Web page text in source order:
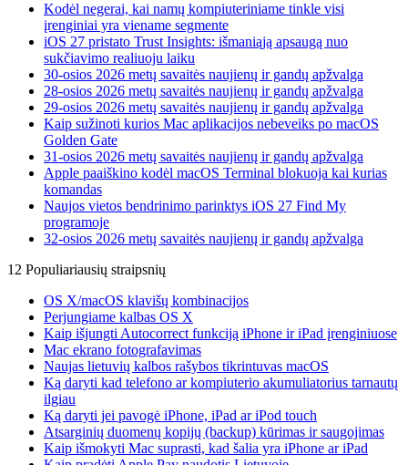
Kodėl negerai, kai namų kompiuteriniame tinkle visi
įrenginiai yra viename segmente
iOS 27 pristato Trust Insights: išmaniąją apsaugą nuo
sukčiavimo realiuoju laiku
30-osios 2026 metų savaitės naujienų ir gandų apžvalga
28-osios 2026 metų savaitės naujienų ir gandų apžvalga
29-osios 2026 metų savaitės naujienų ir gandų apžvalga
Kaip sužinoti kurios Mac aplikacijos nebeveiks po macOS
Golden Gate
31-osios 2026 metų savaitės naujienų ir gandų apžvalga
Apple paaiškino kodėl macOS Terminal blokuoja kai kurias
komandas
Naujos vietos bendrinimo parinktys iOS 27 Find My
programoje
32-osios 2026 metų savaitės naujienų ir gandų apžvalga
12 Populiariausių straipsnių
OS X/macOS klavišų kombinacijos
Perjungiame kalbas OS X
Kaip išjungti Autocorrect funkciją iPhone ir iPad įrenginiuose
Mac ekrano fotografavimas
Naujas lietuvių kalbos rašybos tikrintuvas macOS
Ką daryti kad telefono ar kompiuterio akumuliatorius tarnautų
ilgiau
Ką daryti jei pavogė iPhone, iPad ar iPod touch
Atsarginių duomenų kopijų (backup) kūrimas ir saugojimas
Kaip išmokyti Mac suprasti, kad šalia yra iPhone ar iPad